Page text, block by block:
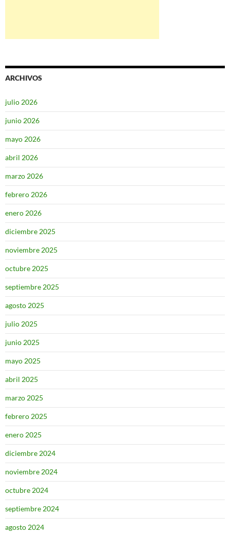
ARCHIVOS
julio 2026
junio 2026
mayo 2026
abril 2026
marzo 2026
febrero 2026
enero 2026
diciembre 2025
noviembre 2025
octubre 2025
septiembre 2025
agosto 2025
julio 2025
junio 2025
mayo 2025
abril 2025
marzo 2025
febrero 2025
enero 2025
diciembre 2024
noviembre 2024
octubre 2024
septiembre 2024
agosto 2024